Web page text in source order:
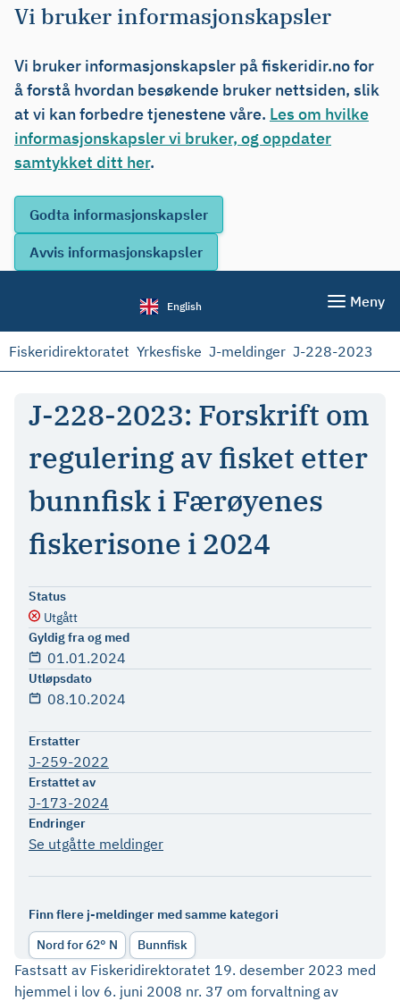
Vi bruker informasjonskapsler
Vi bruker informasjonskapsler på fiskeridir.no for
å forstå hvordan besøkende bruker nettsiden, slik
at vi kan forbedre tjenestene våre. Les om hvilke
informasjonskapsler vi bruker, og oppdater
samtykket ditt her.
English Meny
Fiskeridirektoratet Yrkesfiske J-meldinger J-228-2023
J-228-2023: Forskrift om
regulering av fisket etter
bunnfisk i Færøyenes
fiskerisone i 2024
Status
Utgått
Gyldig fra og med
01.01.2024
Utløpsdato
08.10.2024
Erstatter
J-259-2022
Erstattet av
J-173-2024
Endringer
Se utgåtte meldinger
Finn flere j-meldinger med samme kategori
Nord for 62° N
Bunnfisk
Fastsatt av Fiskeridirektoratet 19. desember 2023 med
hjemmel i lov 6. juni 2008 nr. 37 om forvaltning av